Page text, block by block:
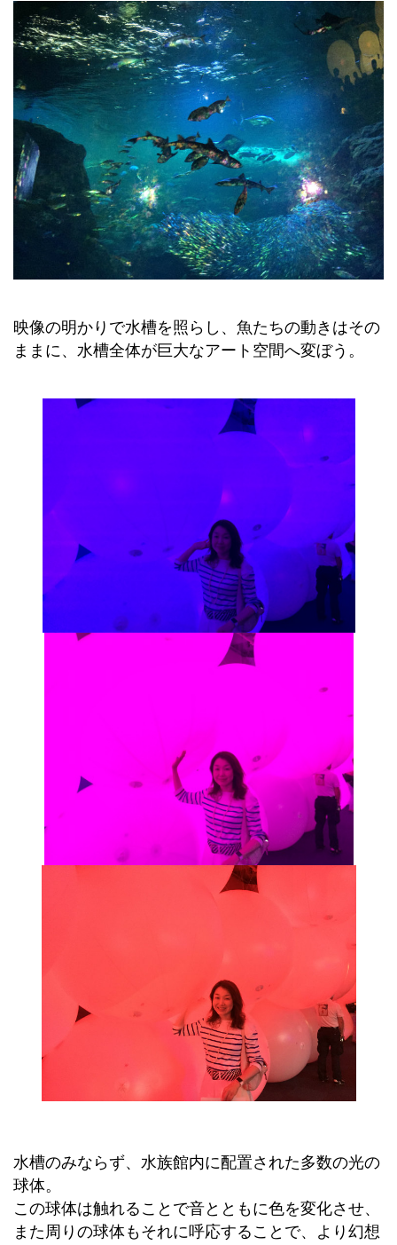
映像の明かりで水槽を照らし、魚たちの動きはその
ままに、水槽全体が巨大なアート空間へ変ぼう。
水槽のみならず、水族館内に配置された多数の光の
球体。
この球体は触れることで音とともに色を変化させ、
また周りの球体もそれに呼応することで、より幻想